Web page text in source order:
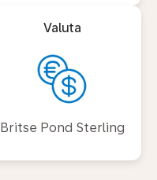
Valuta
Britse Pond Sterling